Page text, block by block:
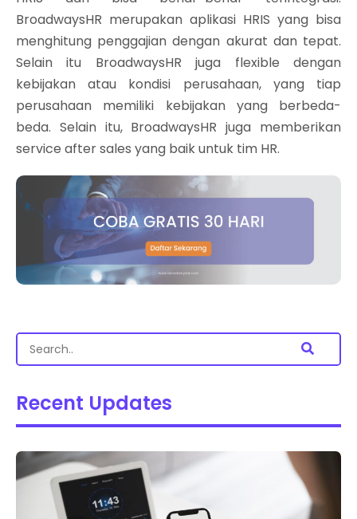
BroadwaysHR merupakan aplikasi HRIS yang bisa
menghitung penggajian dengan akurat dan tepat.
Selain itu BroadwaysHR juga flexible dengan
kebijakan atau kondisi perusahaan, yang tiap
perusahaan memiliki kebijakan yang berbeda-
beda. Selain itu, BroadwaysHR juga memberikan
service after sales yang baik untuk tim HR.
Recent Updates